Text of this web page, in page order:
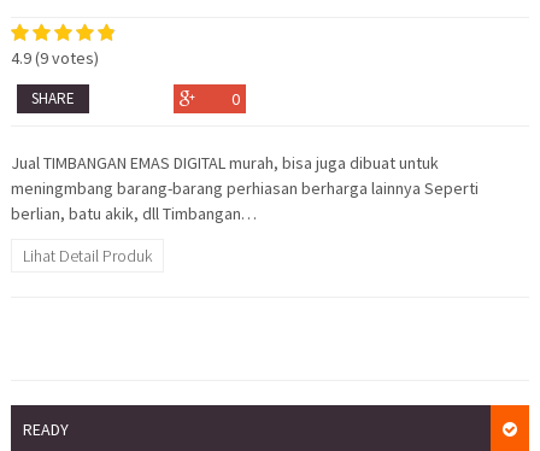
4.9(9votes)
SHARE 0
Jual TIMBANGAN EMAS DIGITAL murah, bisa juga dibuat untuk
meningmbang barang-barang perhiasan berharga lainnya Seperti
berlian, batu akik, dll Timbangan…
Lihat Detail Produk
READY